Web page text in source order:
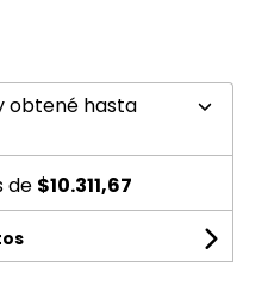
obtené hasta
de $10.311,67